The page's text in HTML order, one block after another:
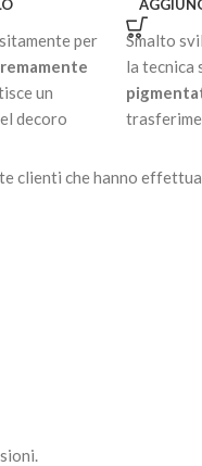
per
un
decoro
uv / led.
Smalto
la tecnica
Non ha
clienti che hanno